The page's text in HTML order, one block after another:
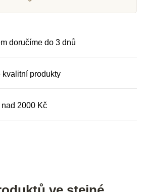
doručíme do 3 dnů
kvalitní produkty
2000 Kč